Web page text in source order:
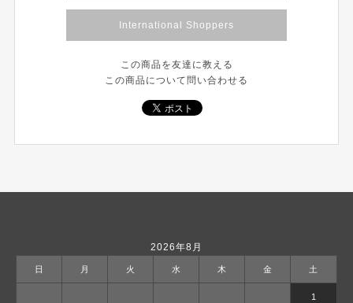
International Shoppers
この商品を友達に教える
この商品について問い合わせる
2026年8月
日 月 火 水 木 金 土
1